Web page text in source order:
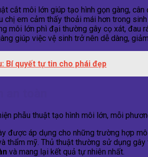
cắt môi lớn giúp tạo hình gọn gàng,
chị em cảm thấy thoải mái hơn trong
môi lớn phì đại thường gây cọ xát, đau
giúp việc vệ sinh trở nên dễ dàng,
Bí quyết tự tin cho phái đẹp
phẫu thuật tạo hình môi lớn, mỗi
được áp dụng cho những trường hợp
thẩm mỹ. Thủ thuật thường sử dụng
và mang lại kết quả tự nhiên nhất.